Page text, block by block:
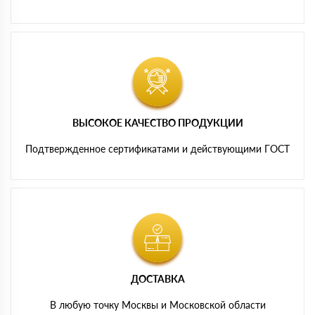
ВЫСОКОЕ КАЧЕСТВО ПРОДУКЦИИ
Подтвержденное сертификатами и действующими ГОСТ
ДОСТАВКА
В любую точку Москвы и Московской области